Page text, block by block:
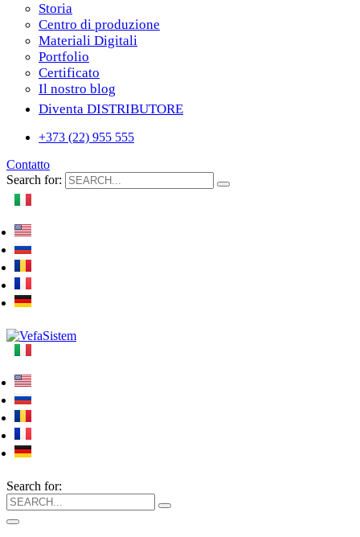
Storia
Centro di produzione
Materiali Digitali
Portfolio
Certificato
Il nostro blog
Diventa DISTRIBUTORE
+373 (22) 955 555
Contatto
Search for:
Search for: